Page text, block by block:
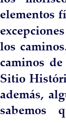
elementos
los
caminos
Sitio
además,
sabemos